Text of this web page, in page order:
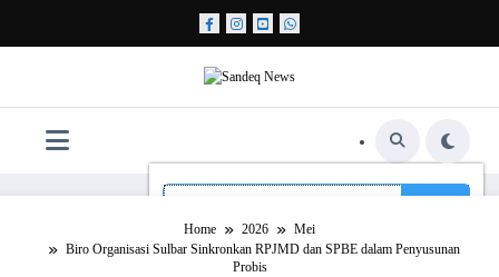
content
Home 2026
Mei
Biro Organisasi Sulbar Sinkronkan RPJMD dan SPBE dalam Penyusunan
Probis